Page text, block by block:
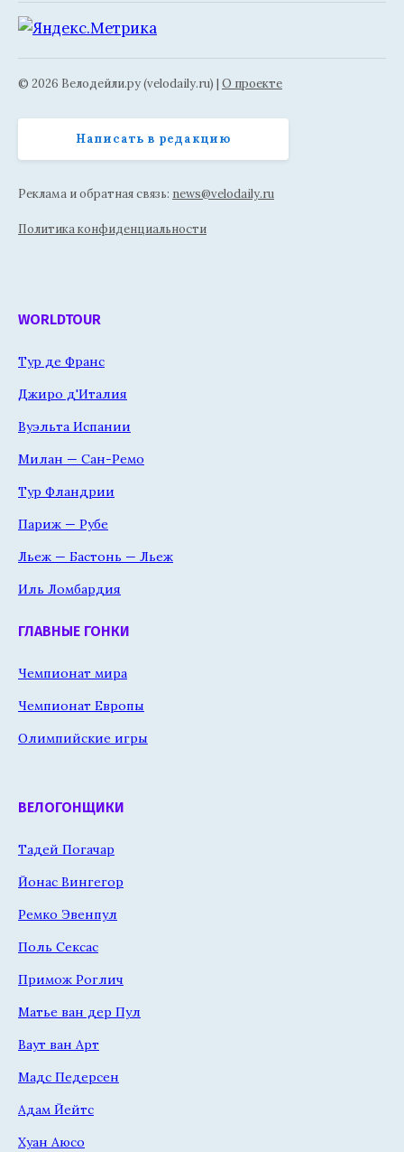
© 2026 Велодейли.ру (velodaily.ru) | О проекте
Написать в редакцию
Реклама и обратная связь: news@velodaily.ru
Политика конфиденциальности
WORLDTOUR
Тур де Франс
Джиро д'Италия
Вуэльта Испании
Милан — Сан-Ремо
Тур Фландрии
Париж — Рубе
Льеж — Бастонь — Льеж
Иль Ломбардия
ГЛАВНЫЕ ГОНКИ
Чемпионат мира
Чемпионат Европы
Олимпийские игры
ВЕЛОГОНЩИКИ
Тадей Погачар
Йонас Вингегор
Ремко Эвенпул
Поль Сексас
Примож Роглич
Матье ван дер Пул
Ваут ван Арт
Мадс Педерсен
Адам Йейтс
Хуан Аюсо